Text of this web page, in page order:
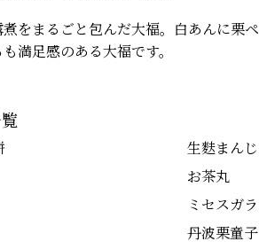
をまるごと包んだ大福。白あんに栗
満足感のある大福です。
生麩まん
お茶丸
ミセスガ
丹波栗童子